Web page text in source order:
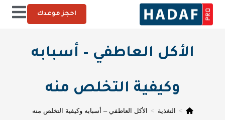
احجز موعدك
الأكل العاطفي – أسبابه
وكيفية التخلص منه
> التغذية > الأكل العاطفي – أسبابه وكيفية التخلص منه